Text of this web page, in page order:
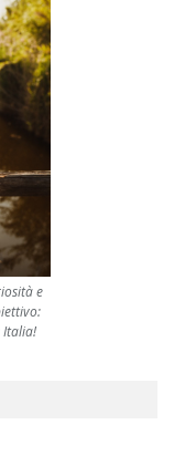
e
Italia!